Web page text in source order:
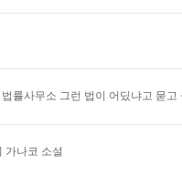
률사무소 그런 법이 어딨냐고 묻고
가나코 소설